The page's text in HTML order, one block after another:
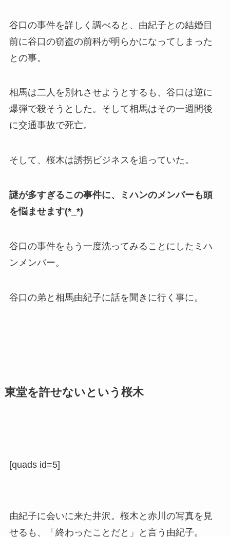
谷口の事件を詳しく調べると、由紀子との結婚目
前に谷口の窃盗の前科が明らかになってしまった
との事。
相馬は二人を別れさせようとするも、谷口は逆に
爆弾で殺そうとした。そして相馬はその一週間後
に交通事故で死亡。
そして、桜木は誘拐ビジネスを追っていた。
謎が多すぎるこの事件に、ミハンのメンバーも頭
を悩ませます(*_*)
谷口の事件をもう一度洗ってみることにしたミハ
ンメンバー。
谷口の弟と相馬由紀子に話を聞きに行く事に。
東堂を許せないという桜木
[quads id=5]
由紀子に会いに来た井沢。桜木と赤川の写真を見
せるも、「終わったことだと」と言う由紀子。